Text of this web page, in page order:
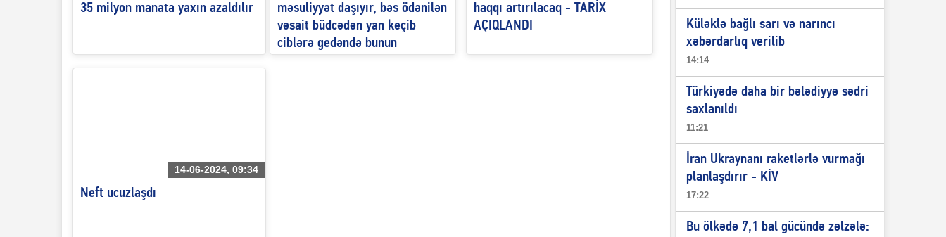
35 milyon manata yaxın azaldılır
məsuliyyət daşıyır, bəs ödənilən
vəsait büdcədən yan keçib
ciblərə gedəndə bunun
haqqı artırılacaq - TARİX
AÇIQLANDI
Neft ucuzlaşdı
14-06-2024, 09:34
Küləklə bağlı sarı və narıncı
xəbərdarlıq verilib
14:14
Türkiyədə daha bir bələdiyyə sədri
saxlanıldı
11:21
İran Ukraynanı raketlərlə vurmağı
planlaşdırır - KİV
17:22
Bu ölkədə 7,1 bal gücündə zəlzələ: